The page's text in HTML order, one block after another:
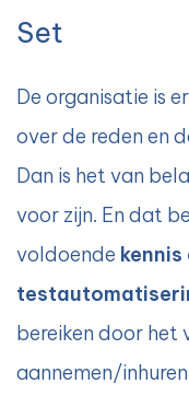
Set
De organisatie is
over de reden en
Dan is het van
voor zijn. En dat
voldoende
bereiken door het
aannemen/